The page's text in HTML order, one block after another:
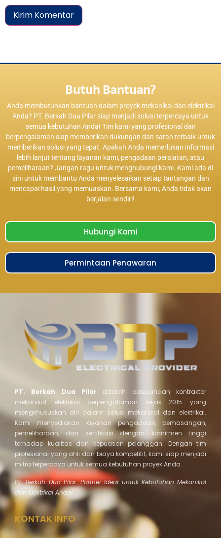
Butuh Bantuan?
Anda membutuhkan bantuan dalam proyek mekanikal dan elektrikal
Anda? PT. Berkah Dua Pilar siap menjadi solusi terpercaya untuk
semua kebutuhan Anda! Tim kami yang profesional dan
berpengalaman siap memberikan dukungan dan saran terbaik untuk
memberikan solusi yang tepat. Apakah Anda memerlukan informasi
lebih lanjut tentang layanan kami, pengadaan peralatan, atau
pemeliharaan? Jangan ragu untuk menghubungi kami. Kami ada di
sini untuk membantu Anda menyelesaikan setiap tantangan dan
mencapai hasil yang memuaskan. Bersama kami, Anda tidak akan
berjalan sendiri!
Hubungi Kami
Permintaan Penawaran
PT. Berkah Dua Pilar adalah perusahaan kontraktor
mekanikal elektrikal berpengalaman sejak 2015 yang
mengkhususkan diri dalam solusi mekanikal dan elektrikal.
Kami menyediakan layanan pengadaan, pemasangan,
pemeliharaan, dan sertifikasi dengan komitmen tinggi
terhadap kualitas dan kepuasan pelanggan. Dengan tim
profesional yang ahli dan biaya kompetitif, kami siap menjadi
mitra terpercaya untuk semua kebutuhan proyek Anda.
PT. Berkah Dua Pilar: Partner Ideal untuk Kebutuhan Mekanikal
dan Elektrikal Anda!
KONTAK INFO